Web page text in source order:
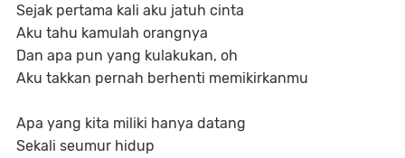
Sejak pertama kali aku jatuh cinta
Aku tahu kamulah orangnya
Dan apa pun yang kulakukan, oh
Aku takkan pernah berhenti memikirkanmu
Apa yang kita miliki hanya datang
Sekali seumur hidup